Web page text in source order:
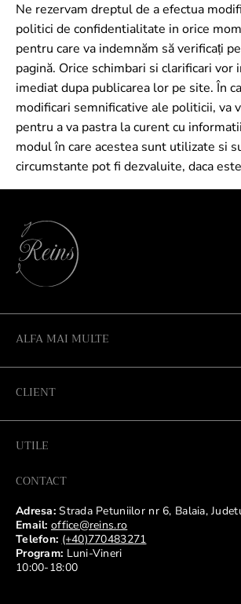
Ne rezervam dreptul de a efectua
politici de confidentialitate in orice
pentru care va indemnăm să verificați
pagină. Orice schimbari si clarificari vor
imediat dupa publicarea lor pe site. În
modificari semnificative ale politicii, va
pentru a va pastra la curent cu
modul în care acestea sunt utilizate si
circumstante pot fi dezvaluite, daca
CONTACT
Adresa:Strada Petuniilor nr 6, Balaia,
Email: office@reins.ro
Telefon: (+40)770483271
Program: Luni-Vineri
10:00-18:00
ALFA MAI MULTE
Despre pietre
Ingrijirea produselor
Ambalaje Reins
ANPC
CLIENT
Retur
Garantie
UTILE
Termeni si conditii
Politica de confidentialitate(GDPR)
Politica Coockies